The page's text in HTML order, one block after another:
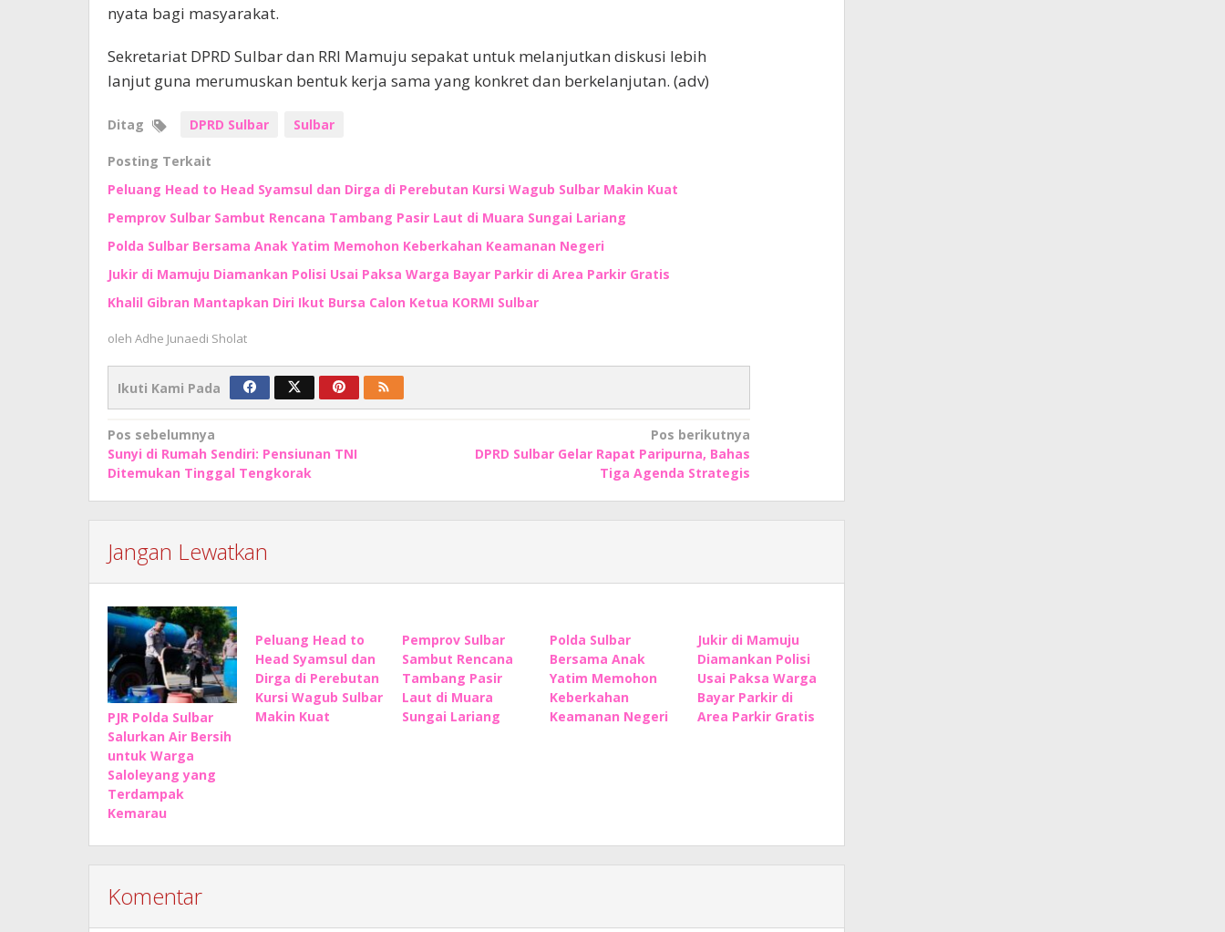
nyata bagi masyarakat.
Sekretariat DPRD Sulbar dan RRI Mamuju sepakat untuk melanjutkan diskusi lebih
lanjut guna merumuskan bentuk kerja sama yang konkret dan berkelanjutan. (adv)
Ditag DPRD Sulbar Sulbar
Posting Terkait
Peluang Head to Head Syamsul dan Dirga di Perebutan Kursi Wagub Sulbar Makin Kuat
Pemprov Sulbar Sambut Rencana Tambang Pasir Laut di Muara Sungai Lariang
Polda Sulbar Bersama Anak Yatim Memohon Keberkahan Keamanan Negeri
Jukir di Mamuju Diamankan Polisi Usai Paksa Warga Bayar Parkir di Area Parkir Gratis
Khalil Gibran Mantapkan Diri Ikut Bursa Calon Ketua KORMI Sulbar
oleh Adhe Junaedi Sholat
Ikuti Kami Pada
Navigasi
pos
Pos sebelumnya
Sunyi di Rumah Sendiri: Pensiunan TNI
Ditemukan Tinggal Tengkorak
Pos berikutnya
DPRD Sulbar Gelar Rapat Paripurna, Bahas
Tiga Agenda Strategis
Jangan Lewatkan
PJR Polda Sulbar
Salurkan Air Bersih
untuk Warga
Saloleyang yang
Terdampak
Kemarau
Peluang Head to
Head Syamsul dan
Dirga di Perebutan
Kursi Wagub Sulbar
Makin Kuat
Pemprov Sulbar
Sambut Rencana
Tambang Pasir
Laut di Muara
Sungai Lariang
Polda Sulbar
Bersama Anak
Yatim Memohon
Keberkahan
Keamanan Negeri
Jukir di Mamuju
Diamankan Polisi
Usai Paksa Warga
Bayar Parkir di
Area Parkir Gratis
Komentar